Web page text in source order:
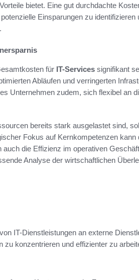
bietet. Eine gut durchdachte
Einsparungen zu identifizieren
für IT-Services signifikant
Abläufen und verringerten
Unternehmen zudem, sich flexibel an
bereits stark ausgelastet sind,
Fokus auf Kernkompetenzen
die Effizienz im operativen
Analyse der wirtschaftlichen
IT-Dienstleistungen an externe
konzentrieren und effizienter zu